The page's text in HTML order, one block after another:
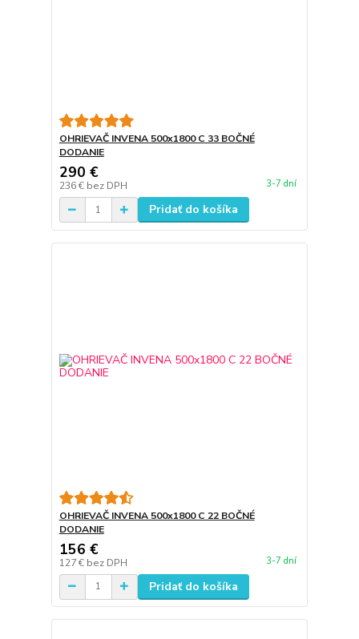
OHRIEVAČ INVENA 500x1800 C 33 BOČNÉ
DODANIE
290 €
236 € bez DPH 3-7 dní
Pridať do košíka
OHRIEVAČ INVENA 500x1800 C 22 BOČNÉ
DODANIE
156 €
127 € bez DPH 3-7 dní
Pridať do košíka